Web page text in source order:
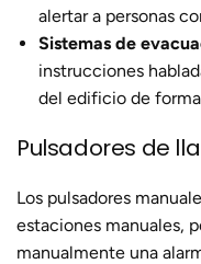
alertar a personas
Sistemas de
instrucciones
del edificio de
Pulsadores de
Los pulsadores
estaciones manuales,
manualmente una